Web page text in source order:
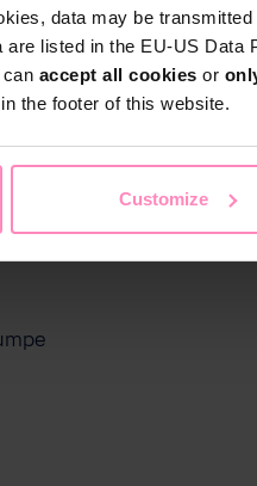
data may be
listed in the EU-US
accept all cookies or
the footer of this website.
Customize